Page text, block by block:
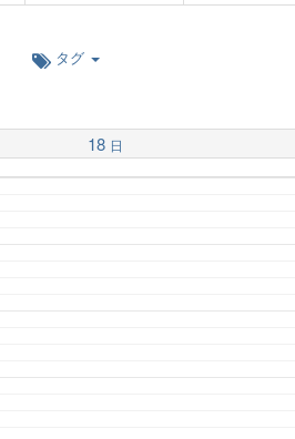
タグ
18 日